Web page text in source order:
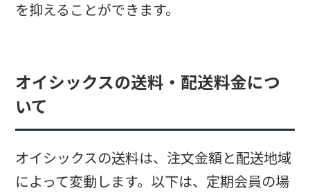
を抑えることができます。
オイシックスの送料・配送料金につ
いて
オイシックスの送料は、注文金額と配送地域
によって変動します。以下は、定期会員の場